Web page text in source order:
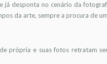
já desponta no cenário da
da arte, sempre a procura de
própria e suas fotos retratam